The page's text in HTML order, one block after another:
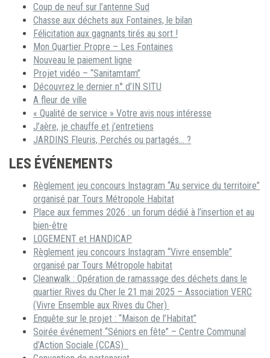
Coup de neuf sur l’antenne Sud
Chasse aux déchets aux Fontaines, le bilan
Félicitation aux gagnants tirés au sort !
Mon Quartier Propre – Les Fontaines
Nouveau le paiement ligne
Projet vidéo – “Sanitamtam”
Découvrez le dernier n° d’IN SITU
A fleur de ville
« Qualité de service » Votre avis nous intéresse
J’aère, je chauffe et j’entretiens
JARDINS Fleuris, Perchés ou partagés… ?
LES ÉVÉNEMENTS
Règlement jeu concours Instagram “Au service du territoire”
organisé par Tours Métropole Habitat
Place aux femmes 2026 : un forum dédié à l’insertion et au
bien-être
LOGEMENT et HANDICAP
Règlement jeu concours Instagram “Vivre ensemble”
organisé par Tours Métropole habitat
Cleanwalk : Opération de ramassage des déchets dans le
quartier Rives du Cher le 21 mai 2025 – Association VERC
(Vivre Ensemble aux Rives du Cher)
Enquête sur le projet : “Maison de l’Habitat”
Soirée événement “Séniors en fête” – Centre Communal
d’Action Sociale (CCAS)